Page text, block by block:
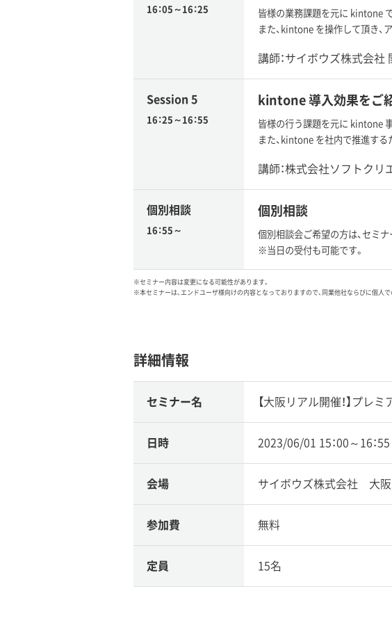
16：05～16：25
皆様の業務課題を元に kintone
また、kintone を操作して頂き、
講師：サイボウズ株式会
Session 5
16：25～16：55
kintone 導入効果をご
皆様の行う課題を元に kintone
また、kintone を社内で推進す
講師：株式会社ソフトク
個別相談
16：55～
個別相談
個別相談会ご希望の方は、セミ
※当日の受付も可能です。
※セミナー内容は変更になる可能性があります。
※本セミナーは、エンドユーザ様向けの内容となっておりますので、同業他社ならびに個人
詳細情報
セミナー名 【大阪リアル開催！】プ
日時 2023/06/01 15：00～16：55
会場 サイボウズ株式会社 大
参加費 無料
定員 15名